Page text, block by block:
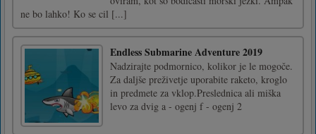
ne bo lahko! Ko se cil [...]
Endless Submarine Adventure 2019
Nadzirajte podmornico, kolikor je le mogoče.
Za daljše preživetje uporabite raketo, kroglo
in predmete za vklop.Preslednica ali miška
levo za dvig a - ogenj f - ogenj 2